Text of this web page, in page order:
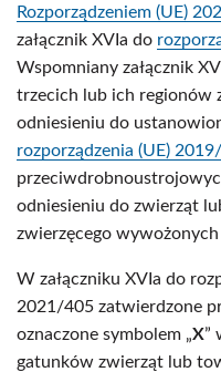
Rozporządzeniem (UE)
załącznik XVIa do
Wspomniany załącznik
trzecich lub ich regionów
odniesieniu do
rozporządzenia (UE)
odniesieniu do zwierząt
zwierzęcego
W załączniku XVIa do
2021/405 zatwierdzone
oznaczone symbolem „X”
gatunków zwierząt lub